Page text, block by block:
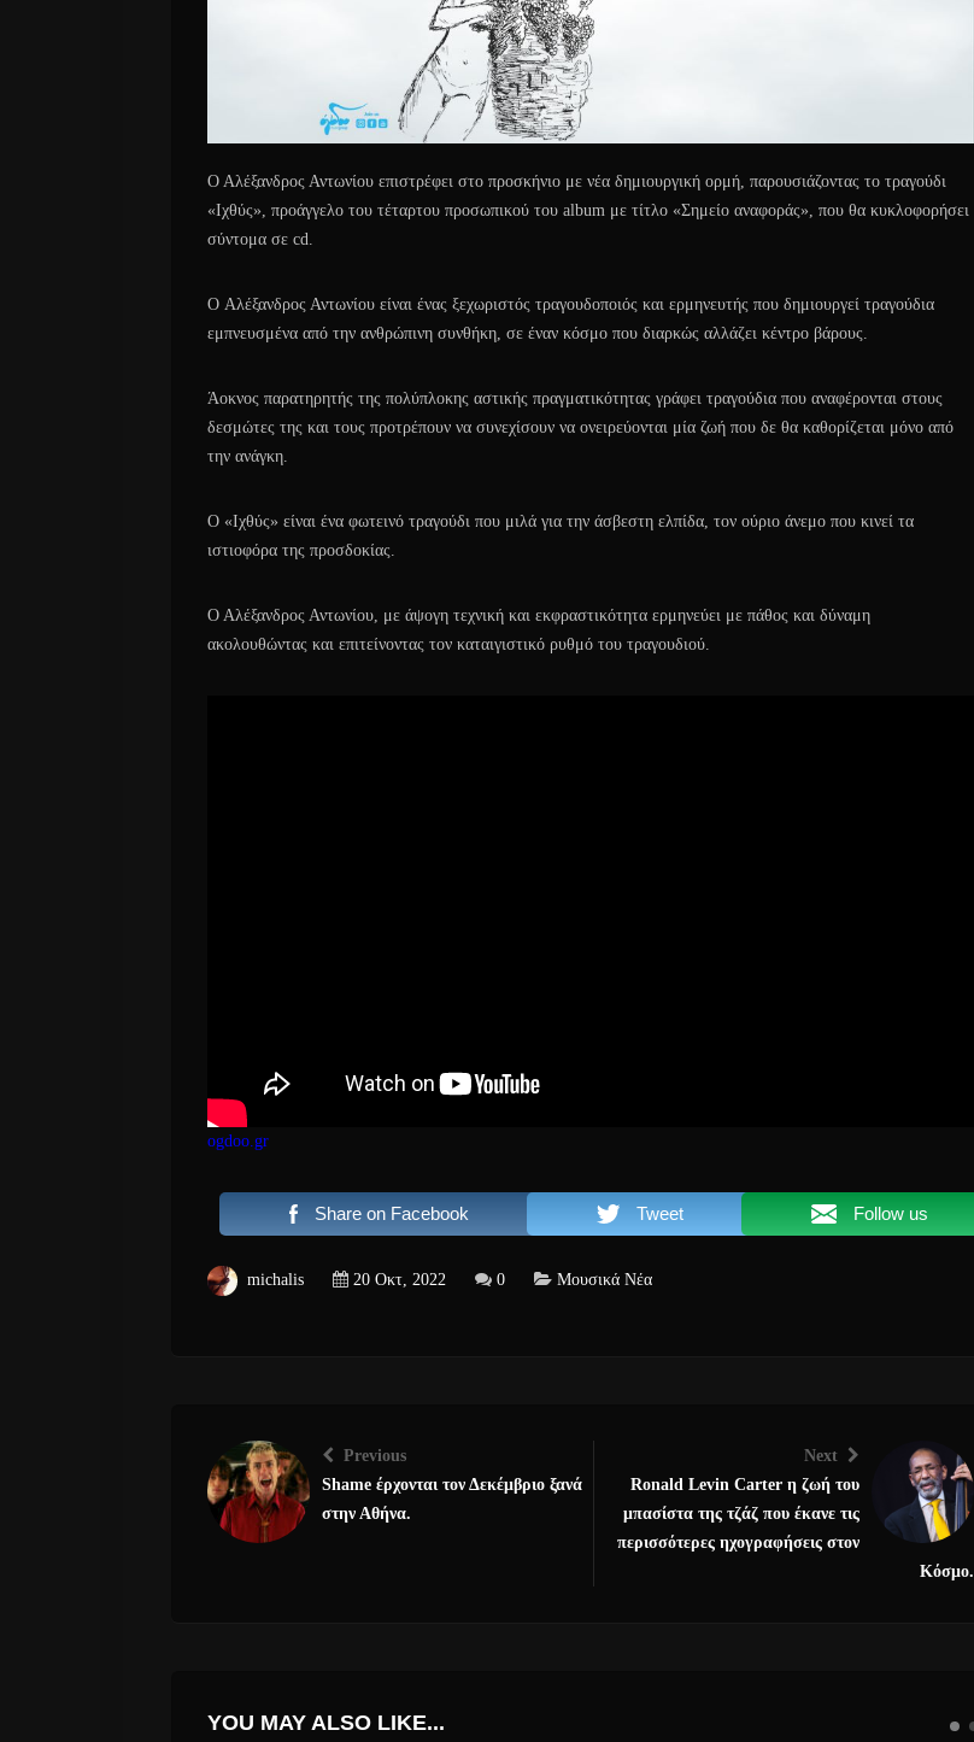
Ο Αλέξανδρος Αντωνίου επιστρέφει στο προσκήνιο με νέα δημιουργική ορμή, παρουσιάζοντας το τραγούδι
«Ιχθύς», προάγγελο του τέταρτου προσωπικού του album με τίτλο «Σημείο αναφοράς», που θα κυκλοφορήσει
σύντομα σε cd.
O Αλέξανδρος Αντωνίου είναι ένας ξεχωριστός τραγουδοποιός και ερμηνευτής που δημιουργεί τραγούδια
εμπνευσμένα από την ανθρώπινη συνθήκη, σε έναν κόσμο που διαρκώς αλλάζει κέντρο βάρους.
Άοκνος παρατηρητής της πολύπλοκης αστικής πραγματικότητας γράφει τραγούδια που αναφέρονται στους
δεσμώτες της και τους προτρέπουν να συνεχίσουν να ονειρεύονται μία ζωή που δε θα καθορίζεται μόνο από
την ανάγκη.
Ο «Ιχθύς» είναι ένα φωτεινό τραγούδι που μιλά για την άσβεστη ελπίδα, τον ούριο άνεμο που κινεί τα
ιστιοφόρα της προσδοκίας.
Ο Αλέξανδρος Αντωνίου, με άψογη τεχνική και εκφραστικότητα ερμηνεύει με πάθος και δύναμη
ακολουθώντας και επιτείνοντας τον καταιγιστικό ρυθμό του τραγουδιού.
ogdoo.gr
Share on Facebook Tweet Follow us
michalis 20 Οκτ, 2022 0 Μουσικά Νέα
Previous
Shame έρχονται τον Δεκέμβριο ξανά
στην Αθήνα.
Next
Ronald Levin Carter η ζωή του
μπασίστα της τζάζ που έκανε τις
περισσότερες ηχογραφήσεις στον
Κόσμο.
YOU MAY ALSO LIKE...